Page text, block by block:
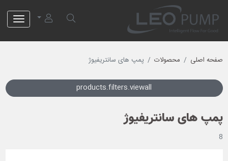
صفحه اصلی محصولات پمپ های سانتریفیوژ
products.filters.viewall
پمپ های سانتریفیوژ
8